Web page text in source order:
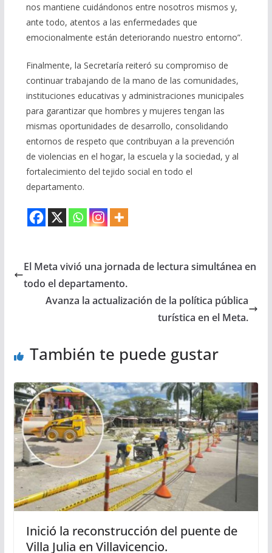
nos mantiene cuidándonos entre nosotros mismos y,
ante todo, atentos a las enfermedades que
emocionalmente están deteriorando nuestro entorno”.
Finalmente, la Secretaría reiteró su compromiso de
continuar trabajando de la mano de las comunidades,
instituciones educativas y administraciones municipales
para garantizar que hombres y mujeres tengan las
mismas oportunidades de desarrollo, consolidando
entornos de respeto que contribuyan a la prevención
de violencias en el hogar, la escuela y la sociedad, y al
fortalecimiento del tejido social en todo el
departamento.
El Meta vivió una jornada de lectura simultánea en
todo el departamento.
Avanza la actualización de la política pública
turística en el Meta.
También te puede gustar
Inició la reconstrucción del puente de
Villa Julia en Villavicencio.